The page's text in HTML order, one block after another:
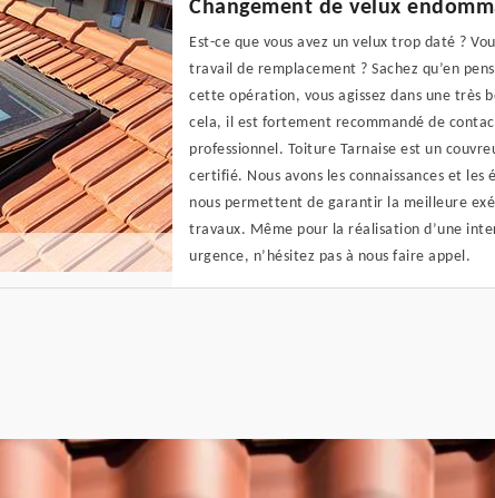
Changement de velux
Est-ce que vous avez un velux trop daté ?
travail de remplacement ? Sachez qu’en
cette opération, vous agissez dans une très
cela, il est fortement recommandé de
professionnel. Toiture Tarnaise est un
certifié. Nous avons les connaissances et les
nous permettent de garantir la meilleure
travaux. Même pour la réalisation d’une
urgence, n’hésitez pas à nous faire appel.